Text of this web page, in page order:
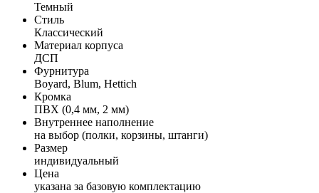
Темный
Стиль
Классический
Материал корпуса
ДСП
Фурнитура
Boyard, Blum, Hettich
Кромка
ПВХ (0,4 мм, 2 мм)
Внутреннее наполнение
на выбор (полки, корзины, штанги)
Размер
индивидуальный
Цена
указана за базовую комплектацию